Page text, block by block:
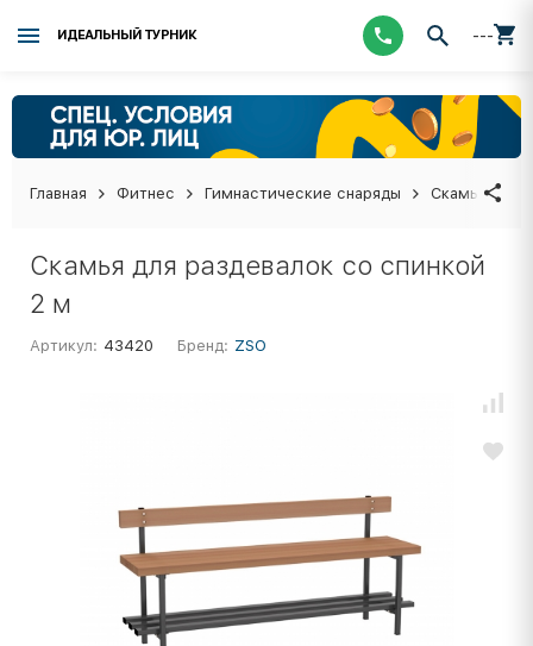
ИДЕАЛЬНЫЙ ТУРНИК ---
Главная Фитнес Гимнастические снаряды Скамья
Скамья для раздевалок со спинкой
2 м
Артикул: 43420 Бренд: ZSO